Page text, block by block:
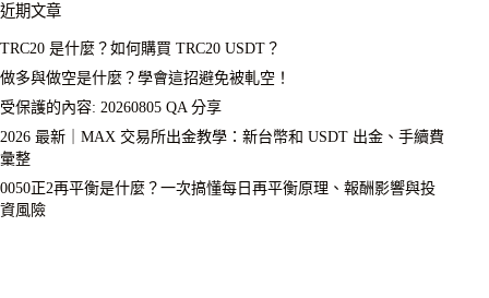
近期文章
TRC20 是什麼？如何購買 TRC20 USDT？
做多與做空是什麼？學會這招避免被軋空！
受保護的內容: 20260805 QA 分享
2026 最新｜MAX 交易所出金教學：新台幣和 USDT 出金、手續費
彙整
0050正2再平衡是什麼？一次搞懂每日再平衡原理、報酬影響與投
資風險